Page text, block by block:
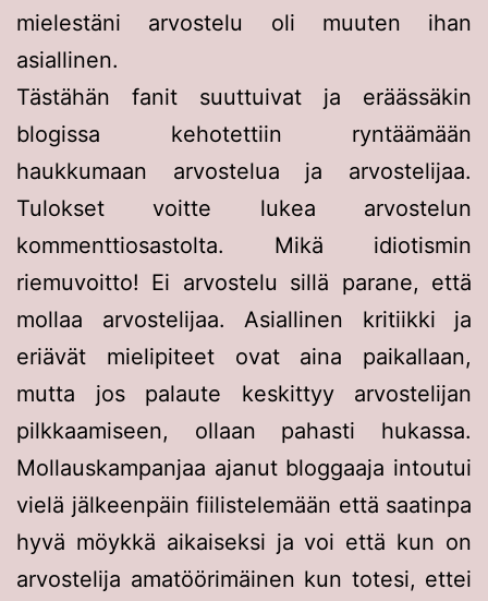
mielestäni arvostelu oli muuten ihan
asiallinen.
Tästähän fanit suuttuivat ja eräässäkin
blogissa kehotettiin ryntäämään
haukkumaan arvostelua ja arvostelijaa.
Tulokset voitte lukea arvostelun
kommenttiosastolta. Mikä idiotismin
riemuvoitto! Ei arvostelu sillä parane, että
mollaa arvostelijaa. Asiallinen kritiikki ja
eriävät mielipiteet ovat aina paikallaan,
mutta jos palaute keskittyy arvostelijan
pilkkaamiseen, ollaan pahasti hukassa.
Mollauskampanjaa ajanut bloggaaja intoutui
vielä jälkeenpäin fiilistelemään että saatinpa
hyvä möykkä aikaiseksi ja voi että kun on
arvostelija amatöörimäinen kun totesi, ettei